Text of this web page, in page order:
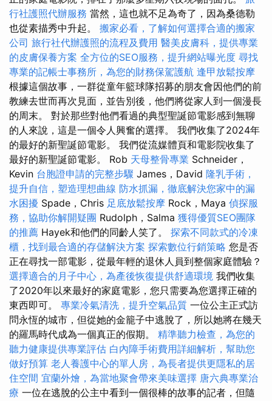
行社護照代辦服務 當然，這也就不足為奇了，因為桑德勒
也從素描秀中升起。 搬家必看，了解如何選擇合適的搬家
公司 旅行社代辦護照的流程及費用 醫美皮膚科，提供專業
的皮膚保養方案 全方位的SEO服務，提升網站曝光度 尋找
專業的記帳士事務所，為您的財務保駕護航 逢甲放鬆按摩
根據這個故事，一群從童年籃球隊招募的朋友會因他們的前
教練去世而再次見面，並告別後，他們將從家人到一個漫長
的周末。 對於那些對他們看過的典型聖誕節電影感到無聊
的人來說，這是一個令人興奮的選擇。 我們收集了2024年
的最好的新聖誕節電影。 我們從流媒體頁和電影院收集了
最好的新聖誕節電影。 Rob 天母整骨專業 Schneider，
Kevin 台胞證申請的完整步驟 James，David 隆乳手術，
提升自信，塑造理想曲線 防水抓漏，徹底解決您家中的漏
水困擾 Spade，Chris 足底放鬆按摩 Rock，Maya 偵探服
務，協助你解開疑團 Rudolph，Salma 獲得優質SEO團隊
的推薦 Hayek和他們的同齡人笑了。 探索不同款式的冷凍
櫃，找到最合適的存儲解決方案 探索數位行銷策略 您是否
正在尋找一部電影，從最年輕的退休人員到整個家庭體驗？
選擇適合的月子中心，為產後恢復提供舒適環境 我們收集
了2020年以來最好的家庭電影，您只需要為您選擇正確的
東西即可。 專業冷氣清洗，提升空氣品質 一位公主正式訪
問永恆的城市，但從她的金籠子中逃脫了，所以她將在幾天
的羅馬時代成為一個真正的假期。 精準聽力檢查，為您的
聽力健康提供專業評估 白內障手術費用詳細解析，幫助您
做好預算 老人養護中心的單人房，為長者提供更隱私的居
住空間 宜蘭外燴，為當地聚會帶來美味選擇 唐六典專業治
療 一位在逃脫的公主中看到一個很棒的故事的記者，但隨